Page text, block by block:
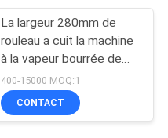
La largeur 280mm de
rouleau a cuit la machine
à la vapeur bourrée de
petit pain pour les
aliments surgelés
400-15000 MOQ:1
CONTACT